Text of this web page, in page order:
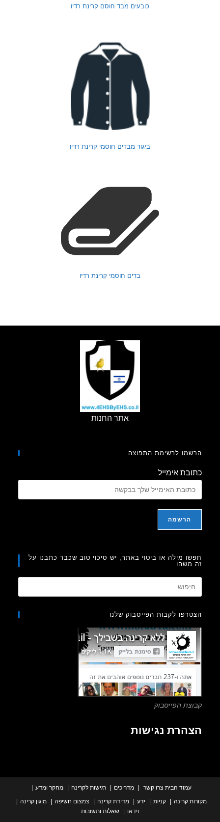
כובעים מבד חוסם קרינת רדיו
ביגוד מבדים חוסמי קרינת רדיו
בדים חוסמי קרינת רדיו
אתר החנות
לרשימת התפוצה
אימייל
מילה או ביטוי באתר, יש סיכוי טוב שכבר כתבנו על
Escape
לקבות הפייסבוק שלנו
הפייסבוק
נגישות
עמוד הבית צרו קשר מדריכים רגישות לקרינה
מחקר ומדע
קרינה
קניות ידע מדידת קרינה צמצום חשיפה
מיגון קרינה
שאלות ותשובות